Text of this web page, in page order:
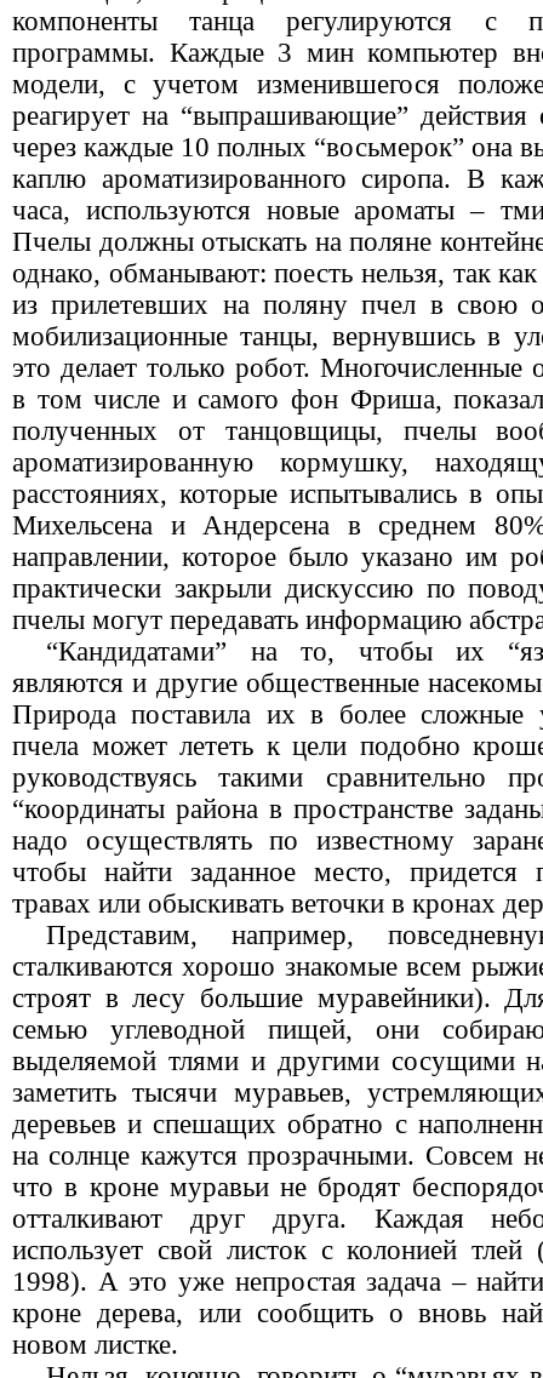
компоненты танца регулируются с
программы. Каждые 3 мин компьютер
модели, с учетом изменившегося
реагирует на “выпрашивающие”
через каждые 10 полных “восьмерок” она
каплю ароматизированного сиропа. В
часа, используются новые ароматы –
Пчелы должны отыскать на поляне
однако, обманывают: поесть нельзя, так
из прилетевших на поляну пчел в свою
мобилизационные танцы, вернувшись в
это делает только робот.
в том числе и самого фон Фриша,
полученных от танцовщицы, пчелы
ароматизированную кормушку,
расстояниях, которые испытывались в
Михельсена и Андерсена в среднем
направлении, которое было указано им
практически закрыли дискуссию по
пчелы могут передавать информацию
“Кандидатами” на то, чтобы их
являются и другие общественные
Природа поставила их в более сложные
пчела может лететь к цели подобно
руководствуясь такими сравнительно
“координаты района в пространстве
надо осуществлять по известному
чтобы найти заданное место, придется
травах или обыскивать веточки в кронах
Представим, например,
сталкиваются хорошо знакомые всем
строят в лесу большие муравейники).
семью углеводной пищей, они
выделяемой тлями и другими сосущими
заметить тысячи муравьев,
деревьев и спешащих обратно с
на солнце кажутся прозрачными. Совсем
что в кроне муравьи не бродят
отталкивают друг друга. Каждая
использует свой листок с колонией тлей
1998). А это уже непростая задача –
кроне дерева, или сообщить о вновь
новом листке.